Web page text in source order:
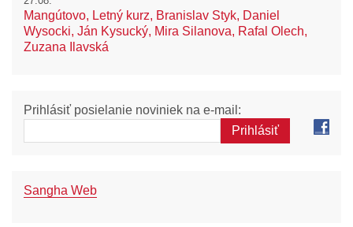
Mangútovo, Letný kurz, Branislav Styk, Daniel
Wysocki, Ján Kysucký, Mira Silanova, Rafal Olech,
Zuzana Ilavská
Prihlásiť posielanie noviniek na e-mail:
Sangha Web